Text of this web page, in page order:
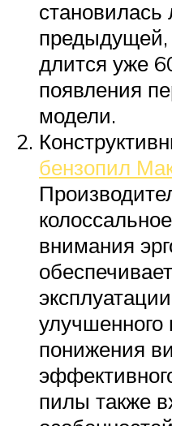
предыдущей,
длится уже
появления
модели.
бензопил
внимания
улучшенного
понижения
пилы также